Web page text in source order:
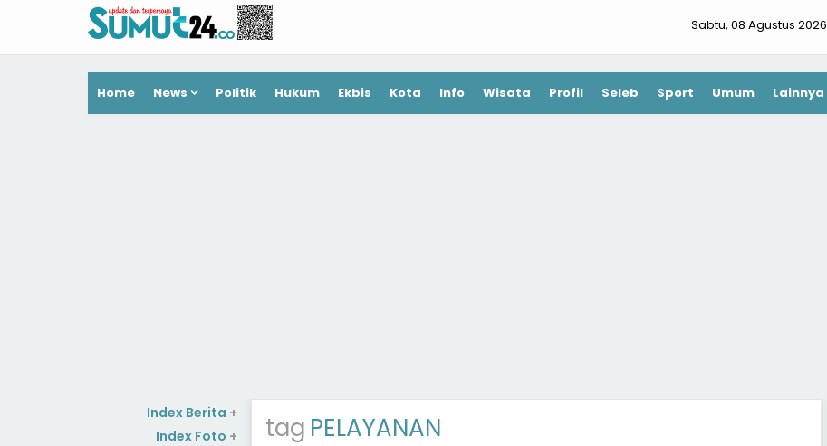
Sabtu, 08 Agustus 2026
Home News Politik Hukum Ekbis Kota Info Wisata Profil Seleb Sport Umum Lainnya
tag PELAYANAN
Index Berita +
Index Foto +